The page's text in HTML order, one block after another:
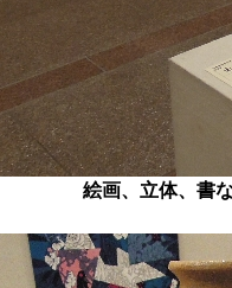
絵画、立体、書